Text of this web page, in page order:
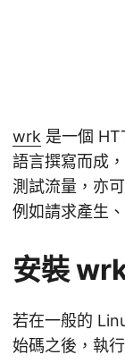
wrk 是一個
語言撰寫而成
測試流量，亦
例如請求產生
安裝
若在一般的
始碼之後，執行